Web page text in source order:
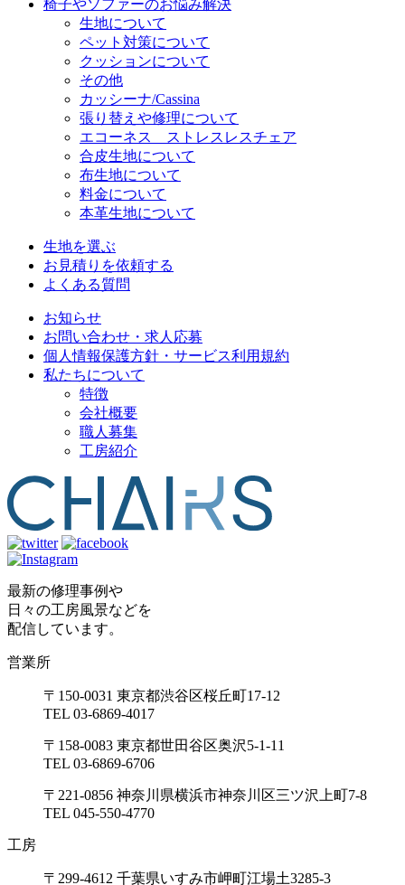
椅子やソファーのお悩み解決
生地について
ペット対策について
クッションについて
その他
カッシーナ/Cassina
張り替えや修理について
エコーネス ストレスレスチェア
合皮生地について
布生地について
料金について
本革生地について
生地を選ぶ
お見積りを依頼する
よくある質問
お知らせ
お問い合わせ・求人応募
個人情報保護方針・サービス利用規約
私たちについて
特徴
会社概要
職人募集
工房紹介
最新の修理事例や
日々の工房風景などを
配信しています。
営業所
〒150-0031 東京都渋谷区桜丘町17-12
TEL 03-6869-4017
〒158-0083 東京都世田谷区奥沢5-1-11
TEL 03-6869-6706
〒221-0856 神奈川県横浜市神奈川区三ツ沢上町7-8
TEL 045-550-4770
工房
〒299-4612 千葉県いすみ市岬町江場土3285-3